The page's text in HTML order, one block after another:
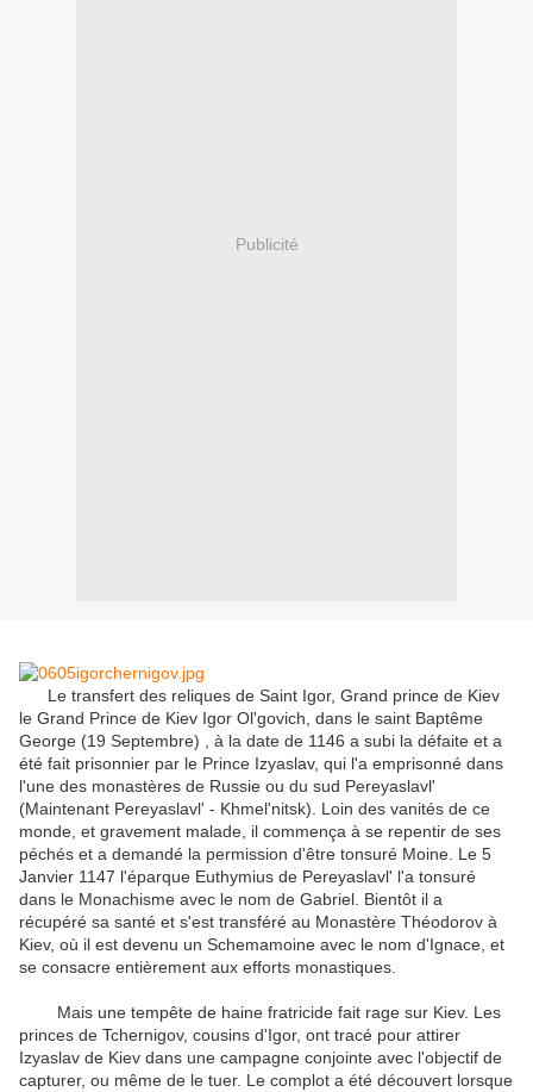
Publicité
Le transfert des reliques de Saint Igor, Grand prince de Kiev
le Grand Prince de Kiev Igor Ol'govich, dans le saint Baptême
George (19 Septembre) , à la date de 1146 a subi la défaite et a
été fait prisonnier par le Prince Izyaslav, qui l'a emprisonné dans
l'une des monastères de Russie ou du sud Pereyaslavl'
(Maintenant Pereyaslavl' - Khmel'nitsk).
Loin des vanités de ce
monde, et gravement malade, il commença à se repentir de ses
péchés et a demandé la permission d'être tonsuré Moine. Le 5
Janvier 1147 l'éparque Euthymius de Pereyaslavl' l'a tonsuré
dans le Monachisme avec le nom de Gabriel. Bientôt il a
récupéré sa santé et s'est transféré au Monastère Théodorov à
Kiev, où il est devenu un Schemamoine avec le nom d'Ignace, et
se consacre entièrement aux efforts monastiques.
Mais une tempête de haine fratricide fait rage sur Kiev. Les
princes de Tchernigov, cousins ​​d'Igor, ont tracé pour attirer
Izyaslav de Kiev dans une campagne conjointe avec l'objectif de
capturer, ou même de le tuer. Le complot a été découvert lorsque